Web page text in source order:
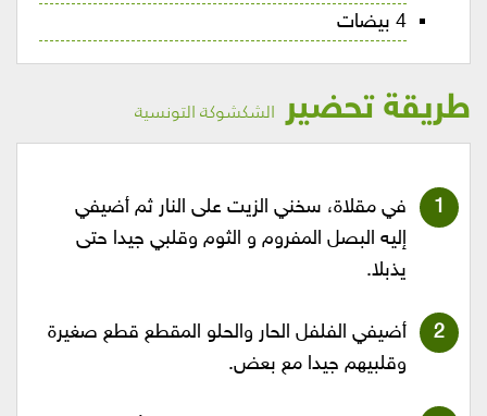
4 بيضات
طريقة تحضير الشكشوكة التونسية
في مقلاة، سخني الزيت على النار ثم أضيفي
إليه البصل المفروم و الثوم وقلبي جيدا حتى
يذبلا.
أضيفي الفلفل الحار والحلو المقطع قطع صغيرة
وقلبيهم جيدا مع بعض.